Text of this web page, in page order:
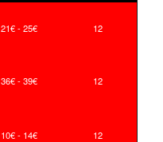
21€ - 25€ 12
36€ - 39€ 12
10€ - 14€ 12